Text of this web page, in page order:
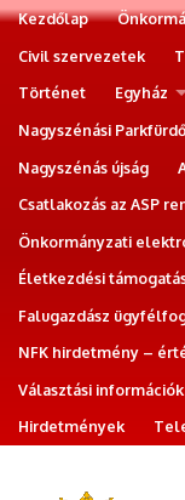
Kezdőlap
Civil szervezetek
Történet
Egyház
Nagyszénási Parkfürdő
Nagyszénás újság
Csatlakozás az ASP
Önkormányzati
Életkezdési
Falugazdász
NFK hirdetmény –
Választási információk
Hirdetmények